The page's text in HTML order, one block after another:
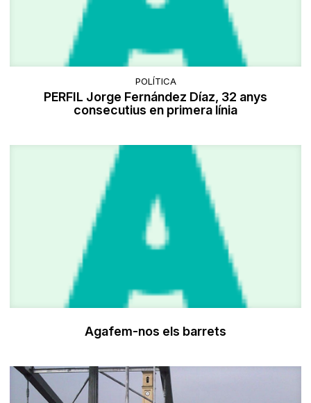
POLÍTICA
PERFIL Jorge Fernández Díaz, 32 anys
consecutius en primera línia
Agafem-nos els barrets